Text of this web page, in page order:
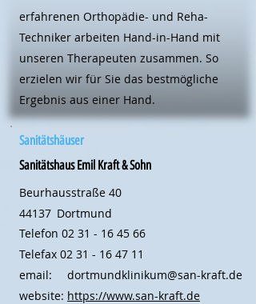
erfahrenen Orthopädie- und Reha-
Techniker arbeiten Hand-in-Hand mit
unseren Therapeuten zusammen. So
erzielen wir für Sie das bestmögliche
Ergebnis aus einer Hand.
Sanitätshäuser
Sanitätshaus Emil Kraft & Sohn
Beurhausstraße 40
44137 Dortmund
Telefon 02 31 - 16 45 66
Telefax 02 31 - 16 47 11
email:
website:
dortmundklinikum@san-kraft.de
https://www.san-kraft.de